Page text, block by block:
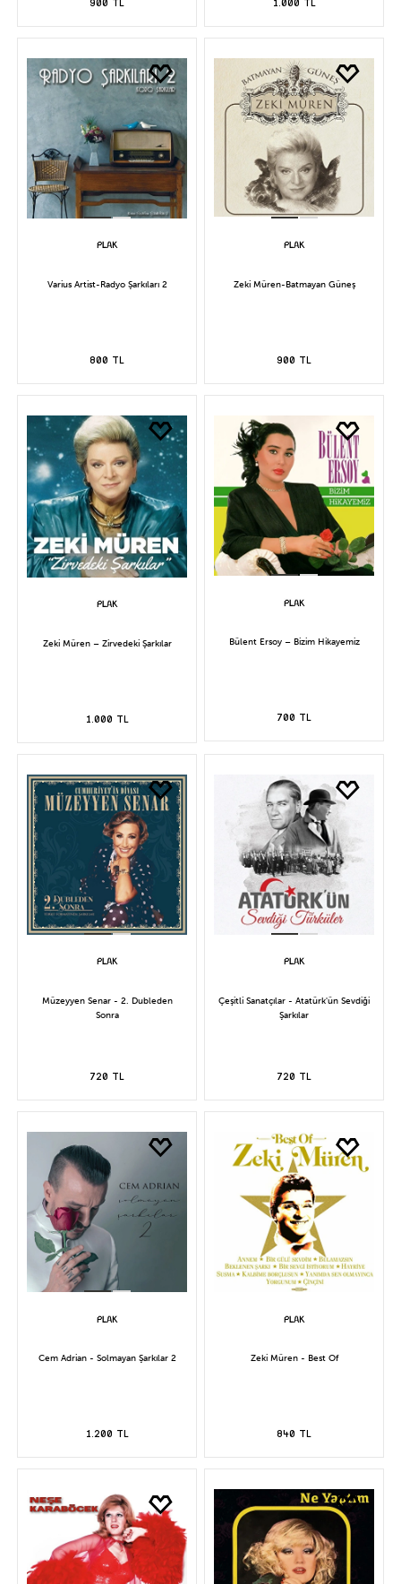
900 TL 1.000 TL
Varius Artist-Radyo Şarkıları 2
800 TL
Zeki Müren-Batmayan Güneş
900 TL
Zeki Müren – Zirvedeki Şarkılar
1.000 TL
Bülent Ersoy – Bizim Hikayemiz
700 TL
Müzeyyen Senar - 2. Dubleden
Sonra
720 TL
Çeşitli Sanatçılar - Atatürk'ün Sevdiği
Şarkılar
720 TL
Cem Adrian - Solmayan Şarkılar 2
1.200 TL
Zeki Müren - Best Of
840 TL